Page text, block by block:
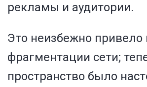
рекламы и аудитории.
Это неизбежно привело
фрагментации сети;
пространство было